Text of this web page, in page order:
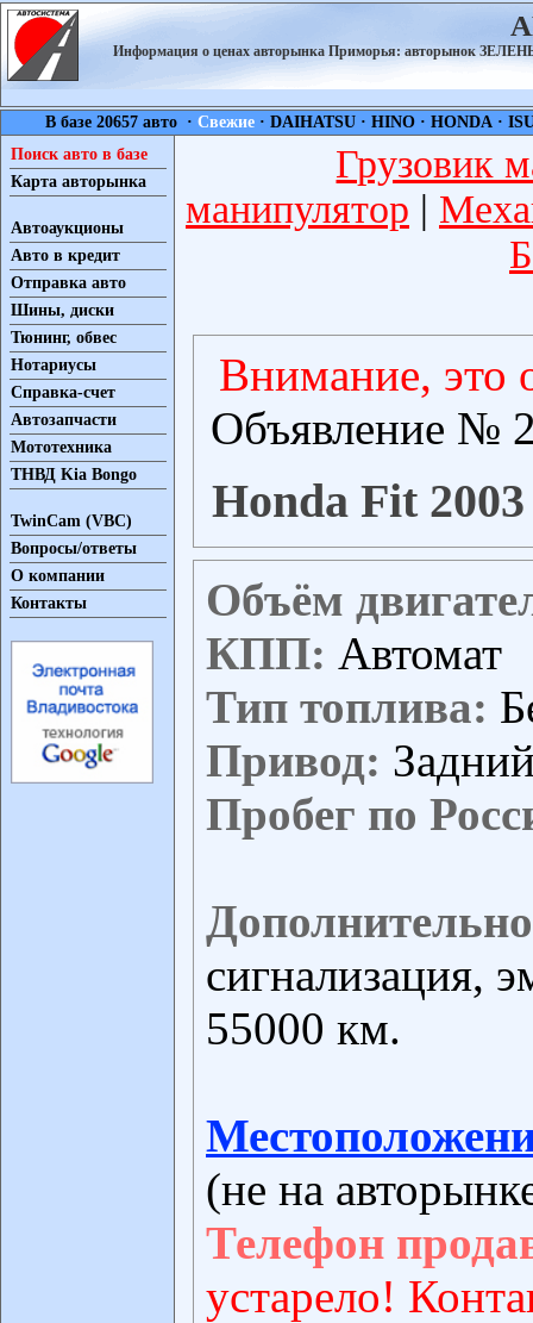
Информация о ценах авторынка Приморья: авторынок
В базе 20657 авто ·Свежие ·DAIHATSU ·HINO ·HONDA ·
Поиск авто в базе
Карта авторынка
Автоаукционы
Авто в кредит
Отправка авто
Шины, диски
Тюнинг, обвес
Нотариусы
Справка-счет
Автозапчасти
Мототехника
ТНВД Kia Bongo
TwinCam (VBC)
Вопросы/ответы
О компании
Контакты
Грузовик
манипулятор |
Внимание, это
Объявление №
Honda Fit
Объём
КПП: Автомат
Тип топлива:
Привод:
Пробег по
сигнализация,
55000 км.
(не на
Телефон
устарело!